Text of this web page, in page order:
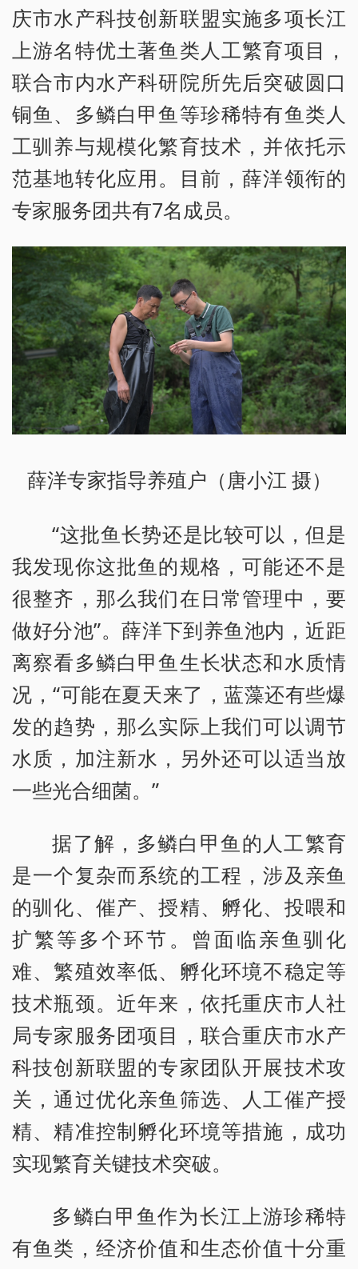
庆市水产科技创新联盟实施多项长江
上游名特优土著鱼类人工繁育项目，
联合市内水产科研院所先后突破圆口
铜鱼、多鳞白甲鱼等珍稀特有鱼类人
工驯养与规模化繁育技术，并依托示
范基地转化应用。目前，薛洋领衔的
专家服务团共有7名成员。
薛洋专家指导养殖户（唐小江 摄）
“这批鱼长势还是比较可以，但是
我发现你这批鱼的规格，可能还不是
很整齐，那么我们在日常管理中，要
做好分池”。薛洋下到养鱼池内，近距
离察看多鳞白甲鱼生长状态和水质情
况，“可能在夏天来了，蓝藻还有些爆
发的趋势，那么实际上我们可以调节
水质，加注新水，另外还可以适当放
一些光合细菌。”
据了解，多鳞白甲鱼的人工繁育
是一个复杂而系统的工程，涉及亲鱼
的驯化、催产、授精、孵化、投喂和
扩繁等多个环节。曾面临亲鱼驯化
难、繁殖效率低、孵化环境不稳定等
技术瓶颈。近年来，依托重庆市人社
局专家服务团项目，联合重庆市水产
科技创新联盟的专家团队开展技术攻
关，通过优化亲鱼筛选、人工催产授
精、精准控制孵化环境等措施，成功
实现繁育关键技术突破。
多鳞白甲鱼作为长江上游珍稀特
有鱼类，经济价值和生态价值十分重